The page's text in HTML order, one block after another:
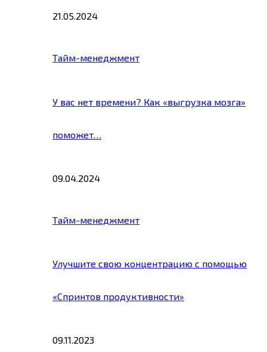
21.05.2024
Тайм-менеджмент
У вас нет времени? Как «выгрузка мозга»
поможет…
09.04.2024
Тайм-менеджмент
Улучшите свою концентрацию с помощью
«Спринтов продуктивности»
09.11.2023